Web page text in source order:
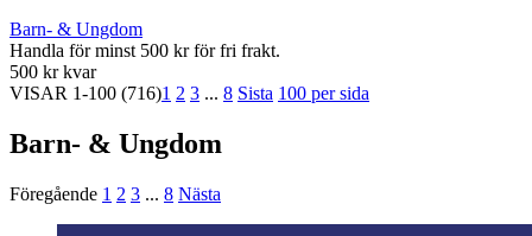
Barn- & Ungdom
Handla för minst 500 kr för fri frakt.
500 kr kvar
VISAR 1-100 (716)1 2 3 ... 8 Sista 100 per sida
Barn- & Ungdom
Föregående 1 2 3 ... 8 Nästa